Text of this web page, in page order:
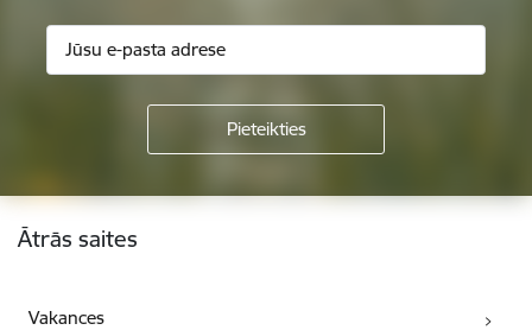
Kājene
Ātrās saites
Vakances